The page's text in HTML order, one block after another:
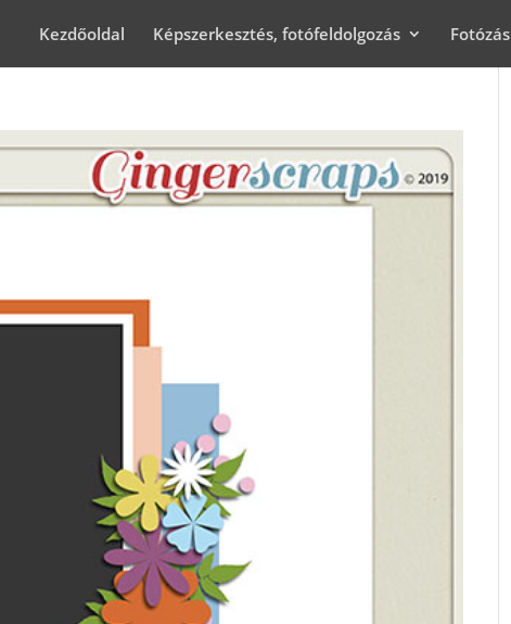
Kezdőoldal Képszerkesztés, fotófeldolgozás Fotózás